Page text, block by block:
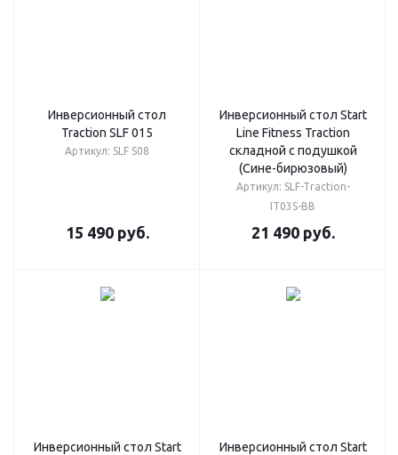
Инверсионный стол
Traction SLF 015
Артикул: SLF S08
15 490руб.
Инверсионный стол Start
Line Fitness Traction
складной с подушкой
(Сине-бирюзовый)
Артикул: SLF-Traction-
IT03S-BB
21 490руб.
Инверсионный стол Start
Инверсионный стол Start